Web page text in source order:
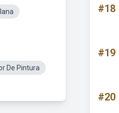
De Pintura
#18
#19
#20